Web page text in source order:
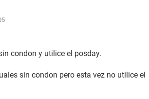
condon y utilice el posday.
sin condon pero esta vez no utilice el